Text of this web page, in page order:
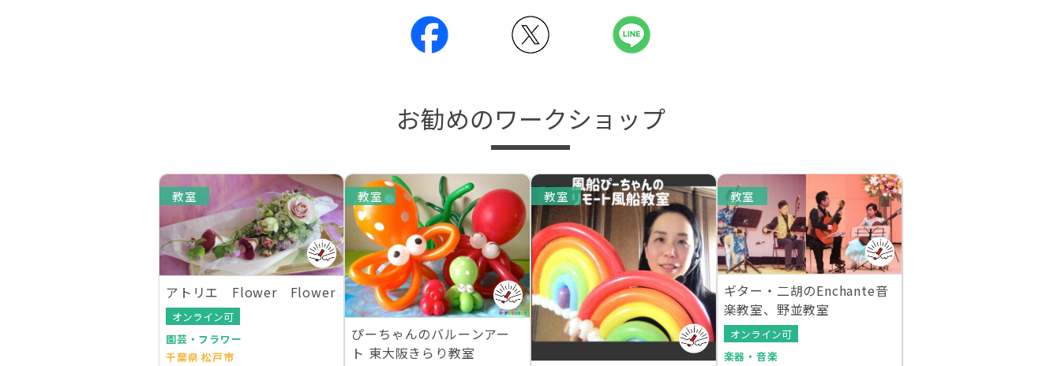
お勧めのワークショップ
教室
アトリエ Flower Flower
オンライン可
園芸・フラワー
千葉県 松戸市
教室
ぴーちゃんのバルーンアー
ト 東大阪きらり教室
教室 教室
ギター・二胡のEnchante音
楽教室、野並教室
オンライン可
楽器・音楽